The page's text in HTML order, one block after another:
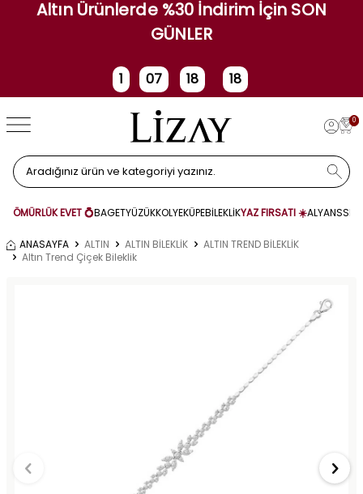
Altın Ürünlerde %30 İndirim İçin SON
GÜNLER
1
Gün
07
Saat
18 17
0
ÖMÜRLÜK EVET 💍BAGETYÜZÜKKOLYEKÜPEBİLEKLİKYAZ FIRSATI ☀️ALYANS
ANASAYFA ALTIN ALTIN BİLEKLİK
ALTIN TREND BİLEKLİK
Altın Trend Çiçek Bileklik